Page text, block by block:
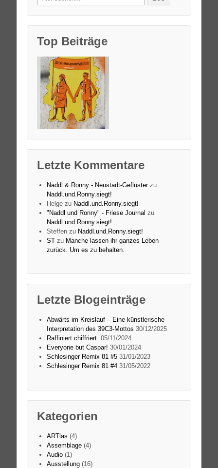
for:
Top Beiträge
Letzte Kommentare
Naddl & Ronny - Neustadt-Geflüsterzu
Naddl.und.Ronny.siegt!
Helgezu Naddl.und.Ronny.siegt!
"Naddl und Ronny" - Friese Journal zu
Naddl.und.Ronny.siegt!
Steffenzu Naddl.und.Ronny.siegt!
STzu Manche lassen ihr ganzes Leben
zurück. Um es zu behalten.
Letzte Blogeinträge
Abwärts im Kreislauf – Eine künstlerische
Interpretation des 39C3-Mottos 30/12/2025
Raffiniert chiffriert. 05/11/2024
Everyone but Caspar! 30/01/2024
Schlesinger Remix 81 #5 31/01/2023
Schlesinger Remix 81 #4 31/05/2022
Kategorien
ARTlas (4)
Assemblage(4)
Audio(1)
Ausstellung(16)